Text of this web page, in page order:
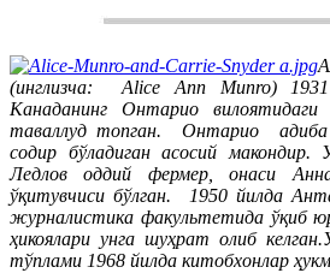
(инглизча: Alice Ann Munro)
Канаданинг Онтарио
таваллуд топган. Онтарио адиба
содир бўладиган асосий
Ледлов оддий фермер, онаси
ўқитувчиси бўлган.
1950 йилда
журналистика факультетида ўқиб
ҳикоялари унга шуҳрат олиб
тўплами 1968 йилда китобхонлар